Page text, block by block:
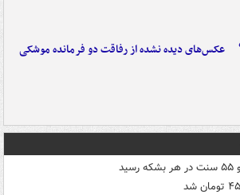
عکس‌های دیده نشده از رفاقت دو فرمانده‌ موشکی